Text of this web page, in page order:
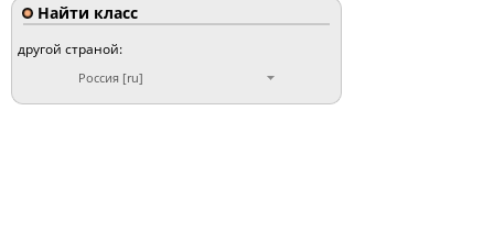
Найти класс
другой страной:
Россия [ru]